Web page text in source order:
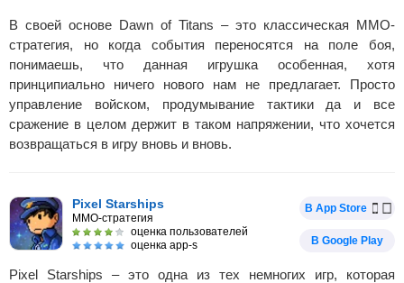
В своей основе Dawn of Titans – это классическая MMO-
стратегия, но когда события переносятся на поле боя,
понимаешь, что данная игрушка особенная, хотя
принципиально ничего нового нам не предлагает. Просто
управление войском, продумывание тактики да и все
сражение в целом держит в таком напряжении, что хочется
возвращаться в игру вновь и вновь.
Pixel Starships
MMO-стратегия
оценка пользователей
оценка app-s
В App Store
В Google Play
Pixel Starships – это одна из тех немногих игр, которая